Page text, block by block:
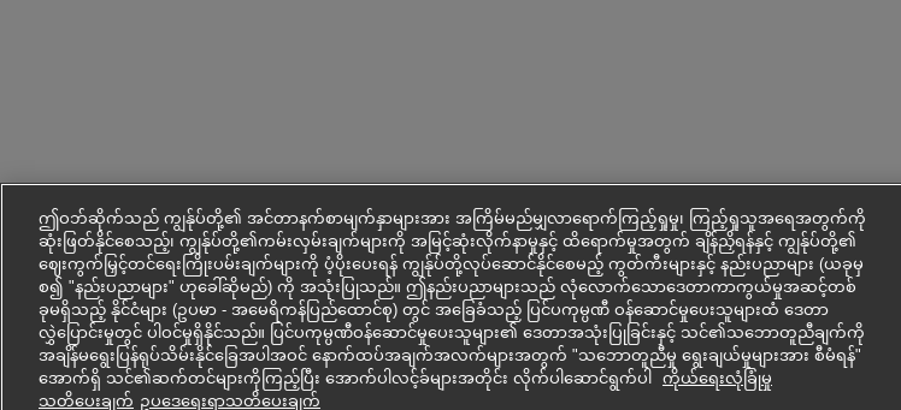
ဤဝဘ်ဆိုက်သည် ကျွန်ုပ်တို့၏ အင်တာနက်စာမျက်နှာများအား အကြိမ်မည်မျှလာရောက်ကြည့်ရှုမှု၊ ကြည့်ရှုသူအရေအတွက်ကို
ဆုံးဖြတ်နိုင်စေသည့်၊ ကျွန်ုပ်တို့၏ကမ်းလှမ်းချက်များကို အမြင့်ဆုံးလိုက်နာမှုနှင့် ထိရောက်မှုအတွက် ချိန်ညှိရန်နှင့် ကျွန်ုပ်တို့၏
ဈေးကွက်မြှင့်တင်ရေးကြိုးပမ်းချက်များကို ပံ့ပိုးပေးရန် ကျွန်ုပ်တို့လုပ်ဆောင်နိုင်စေမည့် ကွတ်ကီးများနှင့် နည်းပညာများ (ယခုမှ
စ၍ "နည်းပညာများ" ဟုခေါ်ဆိုမည်) ကို အသုံးပြုသည်။ ဤနည်းပညာများသည် လုံလောက်သောဒေတာကာကွယ်မှုအဆင့်တစ်
ခုမရှိသည့် နိုင်ငံများ (ဥပမာ - အမေရိကန်ပြည်ထောင်စု) တွင် အခြေခံသည့် ပြင်ပကုမ္ပဏီ ဝန်ဆောင်မှုပေးသူများထံ ဒေတာ
လွှဲပြောင်းမှုတွင် ပါဝင်မှုရှိနိုင်သည်။ ပြင်ပကုမ္ပဏီဝန်ဆောင်မှုပေးသူများ၏ ဒေတာအသုံးပြုခြင်းနှင့် သင်၏သဘောတူညီချက်ကို
အချိန်မရွေးပြန်ရုပ်သိမ်းနိုင်ခြေအပါအဝင် နောက်ထပ်အချက်အလက်များအတွက် "သဘောတူညီမှု ရွေးချယ်မှုများအား စီမံရန်"
အောက်ရှိ သင်၏ဆက်တင်များကိုကြည့်ပြီး အောက်ပါလင့်ခ်များအတိုင်း လိုက်ပါဆောင်ရွက်ပါ
ကိုယ်ရေးလုံခြုံမှု
သတိပေးချက် ဥပ‌ဒေရေးရာသတိပေးချက်